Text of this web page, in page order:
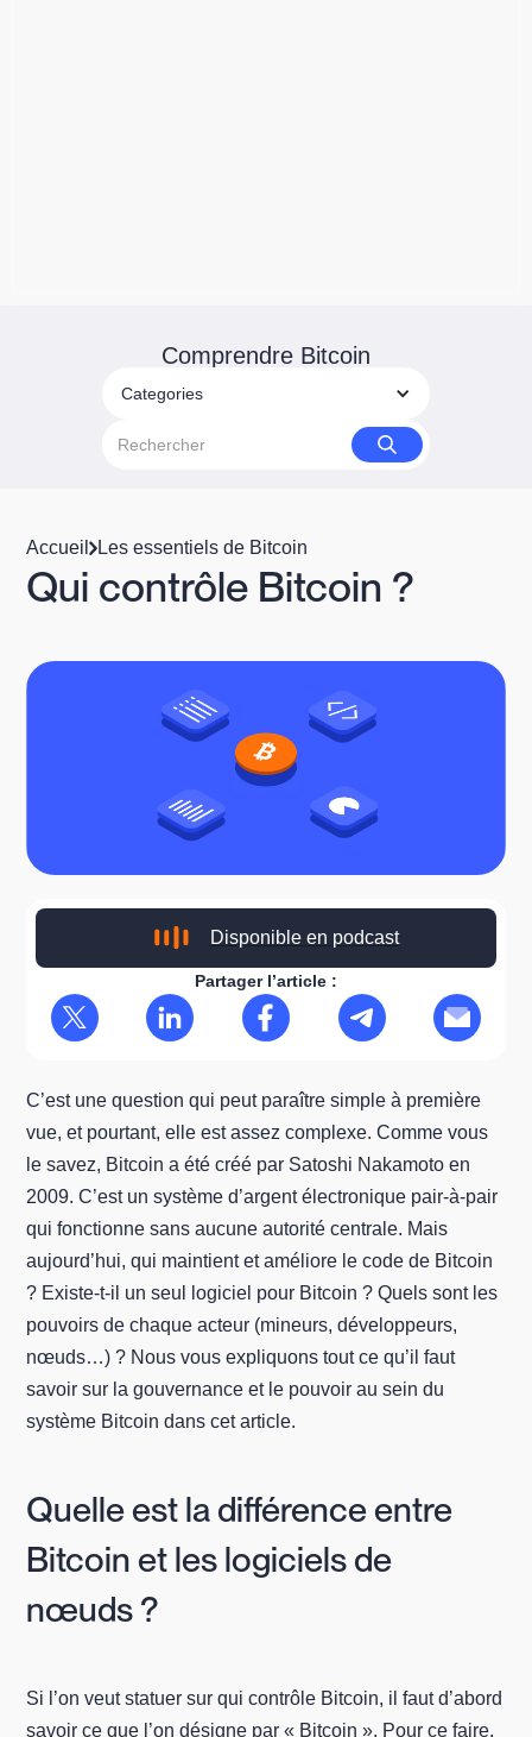
Comprendre Bitcoin
Categories
Accueil Les essentiels de Bitcoin
Qui contrôle Bitcoin ?
Disponible en podcast
Partager l’article :
C’est une question qui peut paraître simple à première
vue, et pourtant, elle est assez complexe. Comme vous
le savez, Bitcoin a été créé par Satoshi Nakamoto en
2009. C’est un système d’argent électronique pair-à-pair
qui fonctionne sans aucune autorité centrale. Mais
aujourd’hui, qui maintient et améliore le code de Bitcoin
? Existe-t-il un seul logiciel pour Bitcoin ? Quels sont les
pouvoirs de chaque acteur (mineurs, développeurs,
nœuds…) ? Nous vous expliquons tout ce qu’il faut
savoir sur la gouvernance et le pouvoir au sein du
système Bitcoin dans cet article.
Quelle est la différence entre
Bitcoin et les logiciels de
nœuds ?
Si l’on veut statuer sur qui contrôle Bitcoin, il faut d’abord
savoir ce que l’on désigne par « Bitcoin ». Pour ce faire,